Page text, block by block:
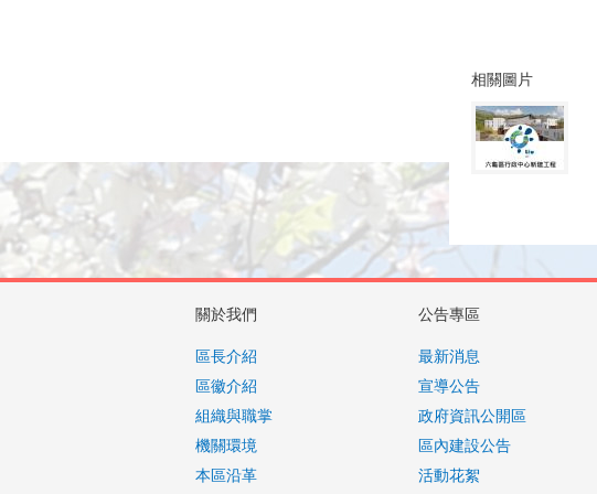
相關圖片
關於我們
區長介紹
區徽介紹
組織與職掌
機關環境
本區沿革
公告專區
最新消息
宣導公告
政府資訊公開區
區內建設公告
活動花絮